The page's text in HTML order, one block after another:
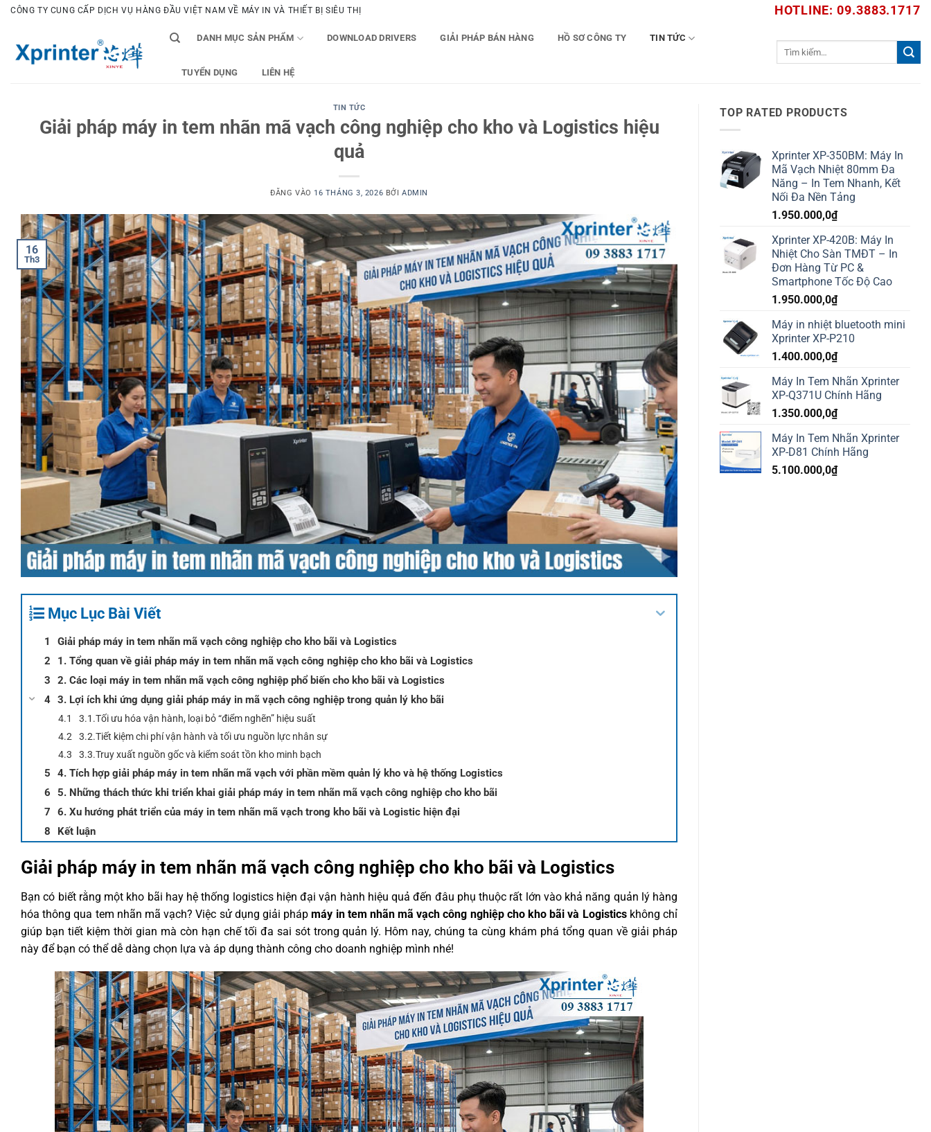
Bỏ
dung
CÔNG TY CUNG CẤP DỊCH VỤ HÀNG ĐẦU VIỆT NAM VỀ MÁY IN VÀ THIẾT BỊ SIÊU THỊ HOTLINE: 09.3883.1717
DANH MỤC SẢN PHẨM DOWNLOAD DRIVERS GIẢI PHÁP BÁN HÀNG HỒ SƠ CÔNG TY TIN TỨC
TUYỂN DỤNG LIÊN HỆ
TIN TỨC
Giải pháp máy in tem nhãn mã vạch công nghiệp cho kho và Logistics hiệu
quả
ĐĂNG VÀO 16 THÁNG 3, 2026 BỞI ADMIN
16
Th3
Mục Lục Bài Viết
Giải pháp máy in tem nhãn mã vạch công nghiệp cho kho bãi và Logistics
1. Tổng quan về giải pháp máy in tem nhãn mã vạch công nghiệp cho kho bãi và Logistics
2. Các loại máy in tem nhãn mã vạch công nghiệp phổ biến cho kho bãi và Logistics
3. Lợi ích khi ứng dụng giải pháp máy in mã vạch công nghiệp trong quản lý kho bãi
3.1.Tối ưu hóa vận hành, loại bỏ “điểm nghẽn” hiệu suất
3.2.Tiết kiệm chi phí vận hành và tối ưu nguồn lực nhân sự
3.3.Truy xuất nguồn gốc và kiểm soát tồn kho minh bạch
4. Tích hợp giải pháp máy in tem nhãn mã vạch với phần mềm quản lý kho và hệ thống Logistics
5. Những thách thức khi triển khai giải pháp máy in tem nhãn mã vạch công nghiệp cho kho bãi
6. Xu hướng phát triển của máy in tem nhãn mã vạch trong kho bãi và Logistic hiện đại
Kết luận
Giải pháp máy in tem nhãn mã vạch công nghiệp cho kho bãi và Logistics
Bạn có biết rằng một kho bãi hay hệ thống logistics hiện đại vận hành hiệu quả đến đâu phụ thuộc rất lớn vào khả năng quản lý hàng
hóa thông qua tem nhãn mã vạch? Việc sử dụng giải phápmáy in tem nhãn mã vạch công nghiệp cho kho bãi và Logisticskhông chỉ
giúp bạn tiết kiệm thời gian mà còn hạn chế tối đa sai sót trong quản lý. Hôm nay, chúng ta cùng khám phá tổng quan về giải pháp
này để bạn có thể dễ dàng chọn lựa và áp dụng thành công cho doanh nghiệp mình nhé!
TOP RATED PRODUCTS
Xprinter XP-350BM: Máy In
Mã Vạch Nhiệt 80mm Đa
Năng – In Tem Nhanh, Kết
Nối Đa Nền Tảng
1.950.000,0₫
Xprinter XP-420B: Máy In
Nhiệt Cho Sàn TMĐT – In
Đơn Hàng Từ PC &
Smartphone Tốc Độ Cao
1.950.000,0₫
Máy in nhiệt bluetooth mini
Xprinter XP-P210
1.400.000,0₫
Máy In Tem Nhãn Xprinter
XP-Q371U Chính Hãng
1.350.000,0₫
Máy In Tem Nhãn Xprinter
XP-D81 Chính Hãng
5.100.000,0₫